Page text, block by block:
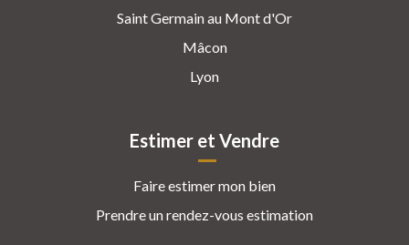
Saint Germain au Mont d'Or
Mâcon
Lyon
Estimer et Vendre
Faire estimer mon bien
Prendre un rendez-vous estimation